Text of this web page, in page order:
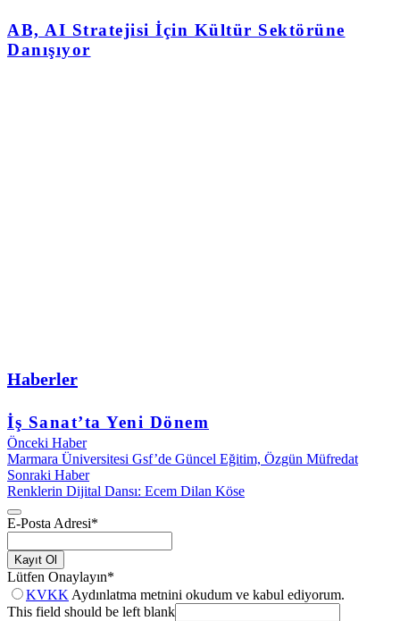
AB, AI Stratejisi İçin Kültür Sektörüne
Danışıyor
Haberler
İş Sanat’ta Yeni Dönem
Önceki Haber
Marmara Üniversitesi Gsf’de Güncel Eğitim, Özgün Müfredat
Sonraki Haber
Renklerin Dijital Dansı: Ecem Dilan Köse
E-Posta Adresi*
Kayıt Ol
Lütfen Onaylayın*
KVKK Aydınlatma metnini okudum ve kabul ediyorum.
This field should be left blank